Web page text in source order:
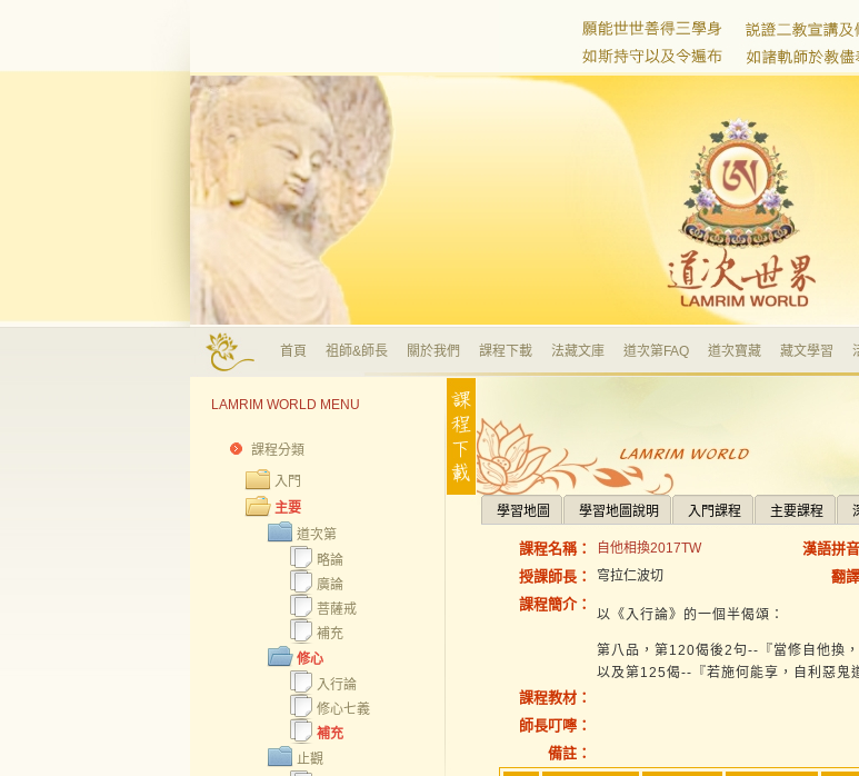
首頁 祖師&師長 關於我們 課程下載 法藏文庫 道次第FAQ 道次寶藏 藏文學習
LAMRIM WORLD MENU
課程分類
入門
主要
道次第
略論
廣論
菩薩戒
補充
修心
入行論
修心七義
補充
止觀
學習地圖 學習地圖說明 入門課程 主要課程
課程名稱： 自他相換2017TW 漢語拼音
授課師長： 穹拉仁波切 翻譯
課程簡介：
以《入行論》的一個半偈頌：
第八品，第120偈後2句--『當修自他換，
以及第125偈--『若施何能享，自利惡鬼
課程教材：
師長叮嚀：
備註：